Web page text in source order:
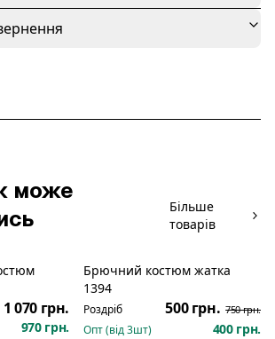
може
Більше
товарів
1 070 грн.
970 грн.
Брючний костюм жатка
1394
Роздріб 500 грн. 750 грн.
Опт (від3шт) 400 грн.